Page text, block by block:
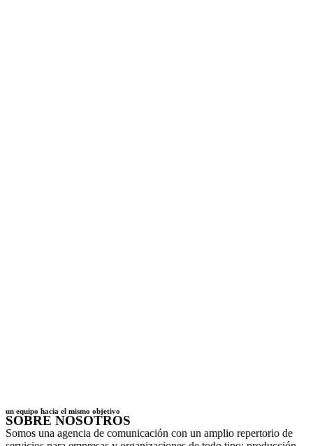
un equipo hacia el mismo objetivo
SOBRE NOSOTROS
Somos una agencia de comunicación con un amplio repertorio de